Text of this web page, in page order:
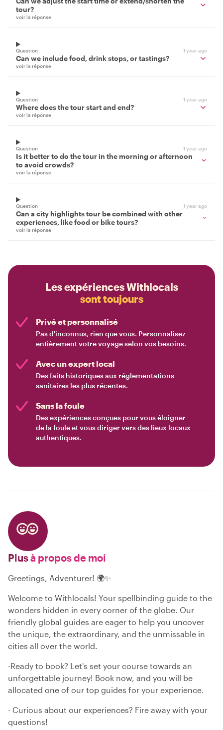
tour?
voir la réponse
Question 1 year ago
Can we include food, drink stops, or tastings?
voir la réponse
Question 1 year ago
Where does the tour start and end?
voir la réponse
Question 1 year ago
Is it better to do the tour in the morning or afternoon
to avoid crowds?
voir la réponse
Question 1 year ago
Can a city highlights tour be combined with other
experiences, like food or bike tours?
voir la réponse
Les expériences Withlocals
sont toujours
Privé et personnalisé
Pas d'inconnus, rien que vous. Personnalisez
entièrement votre voyage selon vos besoins.
Avec un expert local
Des faits historiques aux réglementations
sanitaires les plus récentes.
Sans la foule
Des expériences conçues pour vous éloigner
de la foule et vous diriger vers des lieux locaux
authentiques.
Plusà propos de moi
Greetings, Adventurer! 🌍✨
Welcome to Withlocals! Your spellbinding guide to the
wonders hidden in every corner of the globe. Our
friendly global guides are eager to help you uncover
the unique, the extraordinary, and the unmissable in
cities all over the world.
-Ready to book? Let's set your course towards an
unforgettable journey! Book now, and you will be
allocated one of our top guides for your experience.
- Curious about our experiences? Fire away with your
questions!